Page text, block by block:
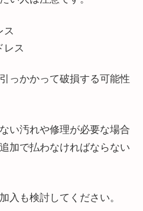
ス
レス
っかかって破損する可能性
い汚れや修理が必要な場合
加で払わなければならない
入も検討してください。